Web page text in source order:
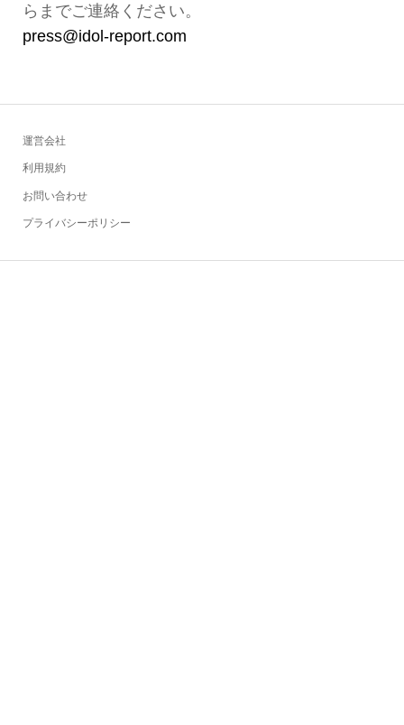
らまでご連絡ください。
press@idol-report.com
運営会社
利用規約
お問い合わせ
プライバシーポリシー